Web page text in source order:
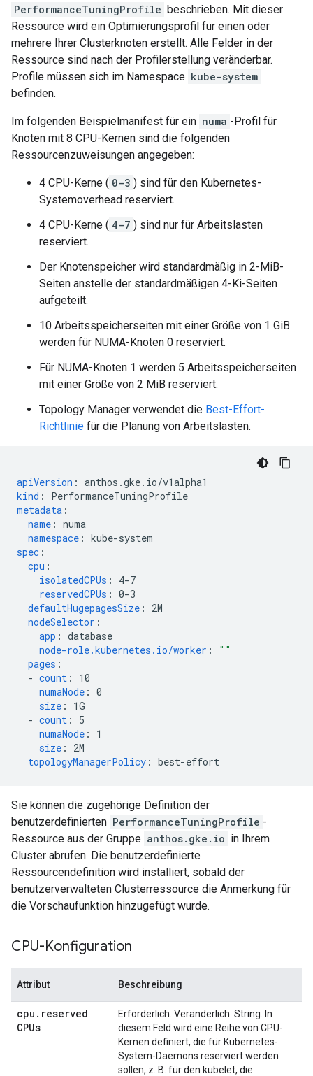
PerformanceTuningProfile beschrieben. Mit dieser
Ressource wird ein Optimierungsprofil für einen oder
mehrere Ihrer Clusterknoten erstellt. Alle Felder in der
Ressource sind nach der Profilerstellung veränderbar.
Profile müssen sich im Namespace kube-system
befinden.
Im folgenden Beispielmanifest für ein numa -Profil für
Knoten mit 8 CPU-Kernen sind die folgenden
Ressourcenzuweisungen angegeben:
4 CPU-Kerne ( 0-3 ) sind für den Kubernetes-
Systemoverhead reserviert.
4 CPU-Kerne ( 4-7 ) sind nur für Arbeitslasten
reserviert.
Der Knotenspeicher wird standardmäßig in 2-MiB-
Seiten anstelle der standardmäßigen 4-Ki-Seiten
aufgeteilt.
10 Arbeitsspeicherseiten mit einer Größe von 1 GiB
werden für NUMA-Knoten 0 reserviert.
Für NUMA-Knoten 1 werden 5 Arbeitsspeicherseiten
mit einer Größe von 2 MiB reserviert.
Topology Manager verwendet die Best-Effort-
Richtlinie für die Planung von Arbeitslasten.
apiVersion : anthos.gke.io/v1alpha1
kind :
PerformanceTuningProfile
metadata :
name : numa
namespace : kube-system
spec :
cpu :
isolatedCPUs :
4-7
reservedCPUs : 0-3
defaultHugepagesSize :
2M
nodeSelector :
app : database
node-role.kubernetes.io/worker :
""
pages :
- count :
10
numaNode : 0
size :
1G
- count :
5
numaNode :
1
size :
2M
topologyManagerPolicy : best-effort
Sie können die zugehörige Definition der
benutzerdefinierten PerformanceTuningProfile -
Ressource aus der Gruppe anthos.gke.io in Ihrem
Cluster abrufen. Die benutzerdefinierte
Ressourcendefinition wird installiert, sobald der
benutzerverwalteten Clusterressource die Anmerkung für
die Vorschaufunktion hinzugefügt wurde.
CPU-Konfiguration
Attribut Beschreibung
cpu . reserved
CPUs
Erforderlich. Veränderlich. String. In
diesem Feld wird eine Reihe von CPU-
Kernen definiert, die für Kubernetes-
System-Daemons reserviert werden
sollen, z. B. für den kubelet, die